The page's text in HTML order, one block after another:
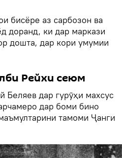
бисёре аз сарбозон ва
доранд, ки дар маркази
дошта, дар кори умумии
Рейхи сеюм
Беляев дар гурӯҳи махсус
дар боми бино
тамоми Ҷанги